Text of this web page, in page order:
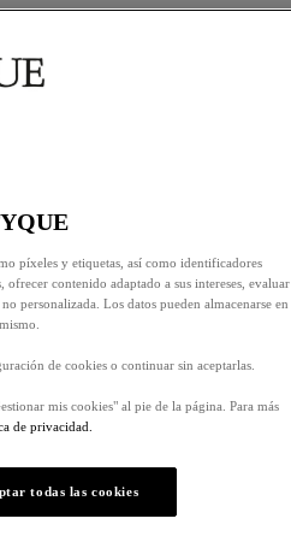
píxeles y etiquetas, así como identificadores
contenido adaptado a sus intereses, evaluar
personalizada. Los datos pueden almacenarse en
de cookies o continuar sin aceptarlas.
mis cookies" al pie de la página. Para más
de privacidad.
todas las cookies